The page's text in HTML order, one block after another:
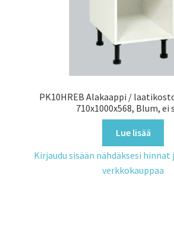
PK10HREB Alakaappi /
710x1000x568, Blum, ei
Lue lisää
Kirjaudu sisään nähdäksesi
verkkokauppaa